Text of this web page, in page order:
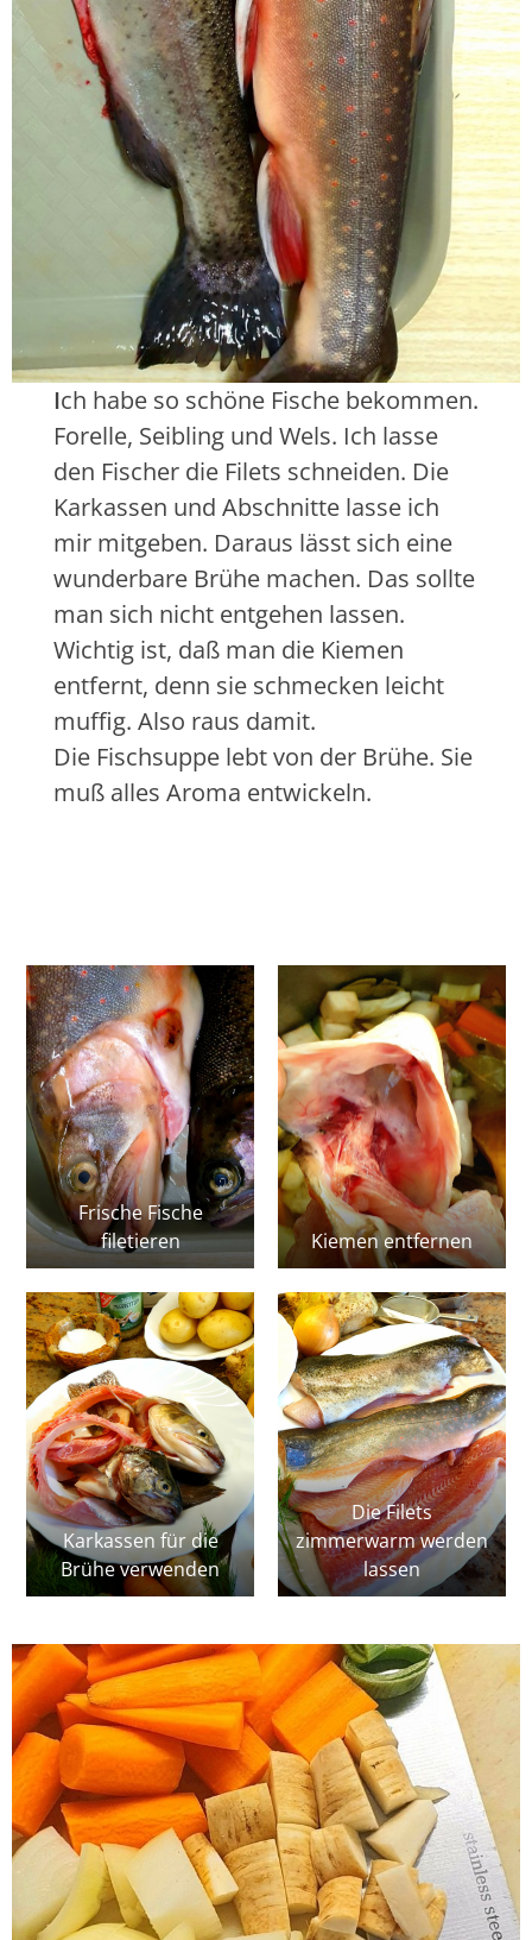
Ich habe so schöne Fische bekommen.
Forelle, Seibling und Wels. Ich lasse
den Fischer die Filets schneiden. Die
Karkassen und Abschnitte lasse ich
mir mitgeben. Daraus lässt sich eine
wunderbare Brühe machen. Das sollte
man sich nicht entgehen lassen.
Wichtig ist, daß man die Kiemen
entfernt, denn sie schmecken leicht
muffig. Also raus damit.
Die Fischsuppe lebt von der Brühe. Sie
muß alles Aroma entwickeln.
Frische Fische
filetieren
Kiemen entfernen
Karkassen für die
Brühe verwenden
Die Filets
zimmerwarm werden
lassen